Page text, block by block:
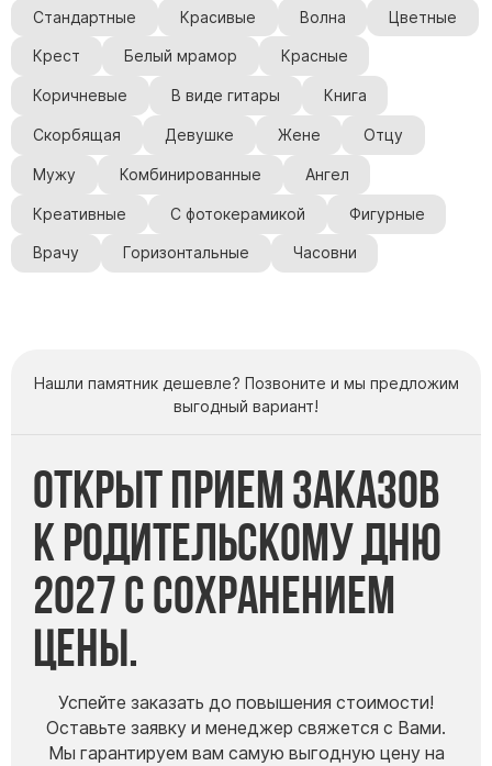
Стандартные Красивые Волна Цветные
Крест Белый мрамор Красные
Коричневые В виде гитары Книга
Скорбящая Девушке Жене Отцу
Мужу Комбинированные Ангел
Креативные С фотокерамикой Фигурные
Врачу Горизонтальные Часовни
Нашли памятник дешевле? Позвоните и мы предложим
выгодный вариант!
Открыт прием заказов
к Родительскому дню
2027 с сохранением
цены.
Успейте заказать до повышения стоимости!
Оставьте заявку и менеджер свяжется с Вами.
Мы гарантируем вам самую выгодную цену на